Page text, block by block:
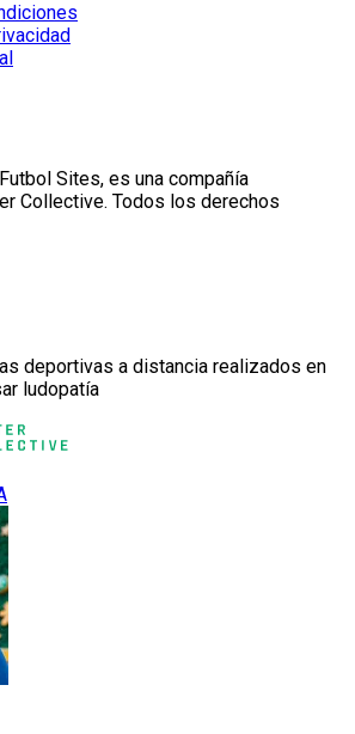
Sites, es una compañía
Collective. Todos los derechos
deportivas a distancia realizados en
ludopatía